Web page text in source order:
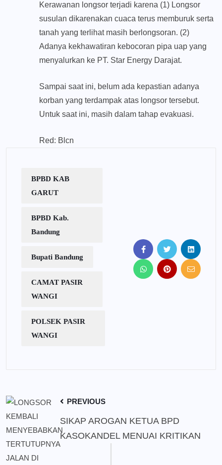
Kerawanan longsor terjadi karena (1) Longsor
susulan dikarenakan cuaca terus memburuk serta
tanah yang terlihat masih berlongsoran. (2)
Adanya kekhawatiran kebocoran pipa uap yang
menyalurkan ke PT. Star Energy Darajat.
Sampai saat ini, belum ada kepastian adanya
korban yang terdampak atas longsor tersebut.
Untuk saat ini, masih dalam tahap evakuasi.
Red: Blcn
BPBD KAB
GARUT
BPBD Kab.
Bandung
Bupati Bandung
CAMAT PASIR
WANGI
POLSEK PASIR
WANGI
PREVIOUS
SIKAP AROGAN KETUA BPD
KASOKANDEL MENUAI KRITIKAN